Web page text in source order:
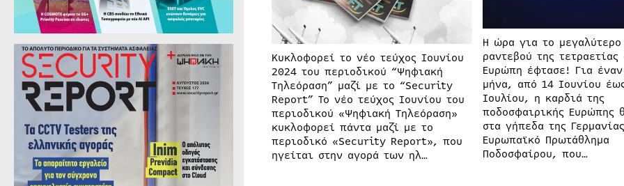
Κυκλοφορεί το νέο τεύχος Ιουνίου
2024 του περιοδικού “Ψηφιακή
Τηλεόραση” μαζί με το “Security
Report” Το νέο τεύχος Ιουνίου του
περιοδικού «Ψηφιακή Τηλεόραση»
κυκλοφορεί πάντα μαζί με το
περιοδικό «Security Report», που
ηγείται στην αγορά των ηλ…
Η ώρα για το μεγαλύτερο
ραντεβού της τετραετίας
Ευρώπη έφτασε! Για
μήνα, από 14 Ιουνίου
Ιουλίου, η καρδιά της
ποδοσφαιρικής Ευρώπης
στα γήπεδα της
Ευρωπαϊκό Πρωτάθλημα
Ποδοσφαίρου, που…